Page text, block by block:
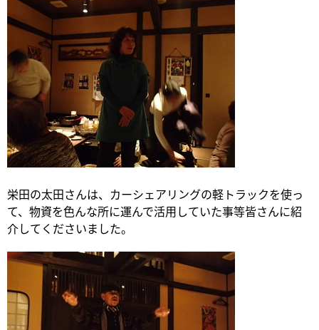
栄田の太田さんは、カーシェアリングの軽トラックを使っ
て、物資を色んな所に運んで活用していた事等皆さんに紹
介してくださいました。